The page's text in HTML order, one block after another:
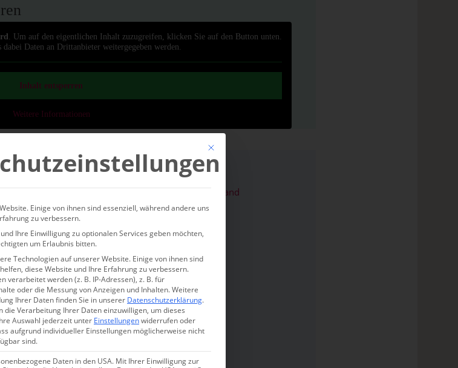
. Um auf den eigentlichen Inhalt zuzugreifen, klicken Sie auf den Button unten.
dabei Daten an Drittanbieter weitergegeben werden.
Inhalt entsperren
Weitere Informationen
in einer geschichtsträchtigen Villa direkt am Strand
Villa
Mit diesem Button wird der Dialog geschlossen. Seine Funktionalität ist
Einige von ihnen sind essenziell, während andere uns
zu verbessern.
Ihre Einwilligung zu optionalen Services geben möchten,
um Erlaubnis bitten.
Technologien auf unserer Website. Einige von ihnen sind
diese Website und Ihre Erfahrung zu verbessern.
verarbeitet werden (z. B. IP-Adressen), z. B. für
oder die Messung von Anzeigen und Inhalten.Weitere
Ihrer Daten finden Sie in unserer Datenschutzerklärung.
die Verarbeitung Ihrer Daten einzuwilligen, um dieses
Auswahl jederzeit unter Einstellungenwiderrufen oder
aufgrund individueller Einstellungen möglicherweise nicht
sind.
Daten in den USA. Mit Ihrer Einwilligung zur